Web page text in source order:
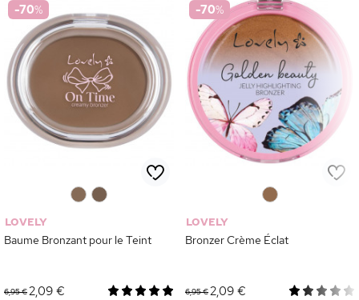
-70%
LOVELY
Baume Bronzant pour le Teint
6,95 €2,09 €
-70%
LOVELY
Bronzer Crème Éclat
6,95 €2,09 €